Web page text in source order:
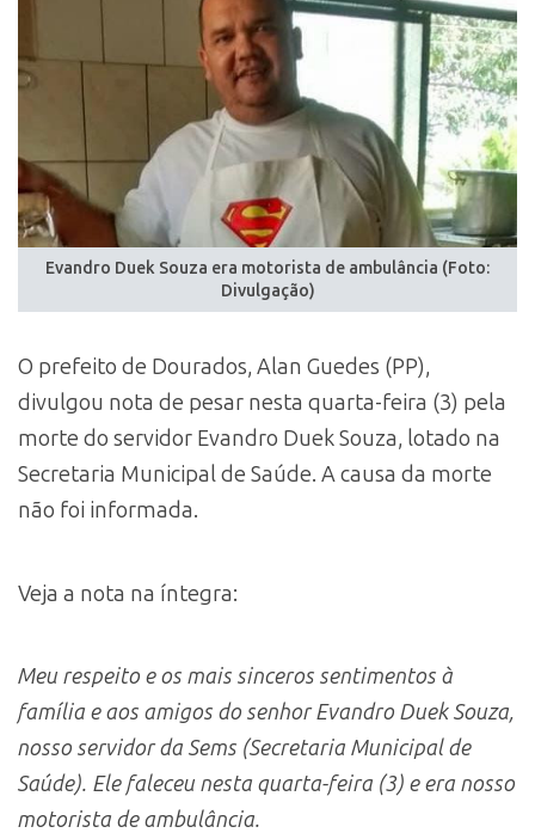
Evandro Duek Souza era motorista de ambulância (Foto:
Divulgação)
O prefeito de Dourados, Alan Guedes (PP),
divulgou nota de pesar nesta quarta-feira (3) pela
morte do servidor Evandro Duek Souza, lotado na
Secretaria Municipal de Saúde. A causa da morte
não foi informada.
Veja a nota na íntegra:
Meu respeito e os mais sinceros sentimentos à
família e aos amigos do senhor Evandro Duek Souza,
nosso servidor da Sems (Secretaria Municipal de
Saúde). Ele faleceu nesta quarta-feira (3) e era nosso
motorista de ambulância.